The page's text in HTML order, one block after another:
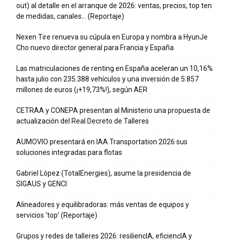
out) al detalle en el arranque de 2026: ventas, precios, top ten
de medidas, canales… (Reportaje)
Nexen Tire renueva su cúpula en Europa y nombra a HyunJe
Cho nuevo director general para Francia y España
Las matriculaciones de renting en España aceleran un 10,16%
hasta julio con 235.388 vehículos y una inversión de 5.857
millones de euros (¡+19,73%!), según AER
CETRAA y CONEPA presentan al Ministerio una propuesta de
actualización del Real Decreto de Talleres
AUMOVIO presentará en IAA Transportation 2026 sus
soluciones integradas para flotas
Gabriel López (TotalEnergies), asume la presidencia de
SIGAUS y GENCI
Alineadores y equilibradoras: más ventas de equipos y
servicios ‘top’ (Reportaje)
Grupos y redes de talleres 2026: resiliencIA, eficiencIA y